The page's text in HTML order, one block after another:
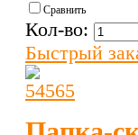
Сравнить
Кол-во:
Быстрый